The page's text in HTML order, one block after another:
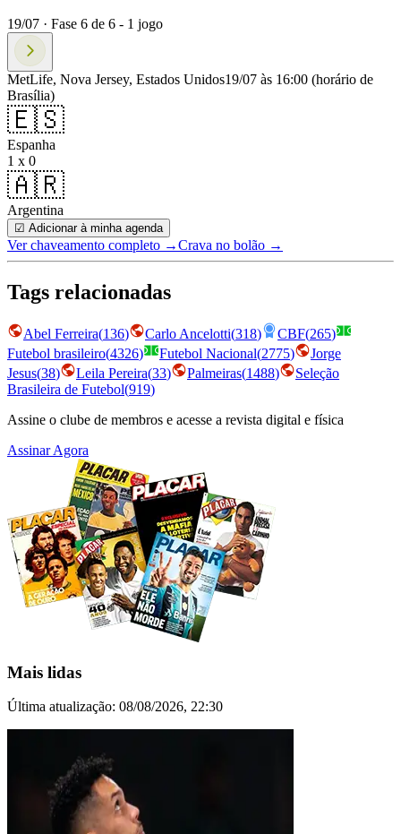
19/07 · Fase 6 de 6 - 1 jogo
MetLife, Nova Jersey, Estados Unidos19/07 às 16:00 (horário de
Brasília)
🇪🇸
Espanha
1 x 0
🇦🇷
Argentina
☑ Adicionar à minha agenda
Ver chaveamento completo →Crava no bolão →
Tags relacionadas
Abel Ferreira(136) Carlo Ancelotti(318) CBF(265)
Futebol brasileiro(4326) Futebol Nacional(2775)
Jorge
Jesus(38) Leila Pereira(33) Palmeiras(1488)
Seleção
Brasileira de Futebol(919)
Assine o clube de membros e acesse a revista digital e física
Assinar Agora
Mais lidas
Última atualização: 08/08/2026, 22:30